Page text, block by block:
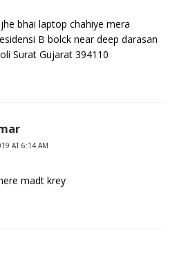
bhai laptop chahiye mera
B bolck near deep darasan
Surat Gujarat 394110
AT 6:14 AM
madt krey